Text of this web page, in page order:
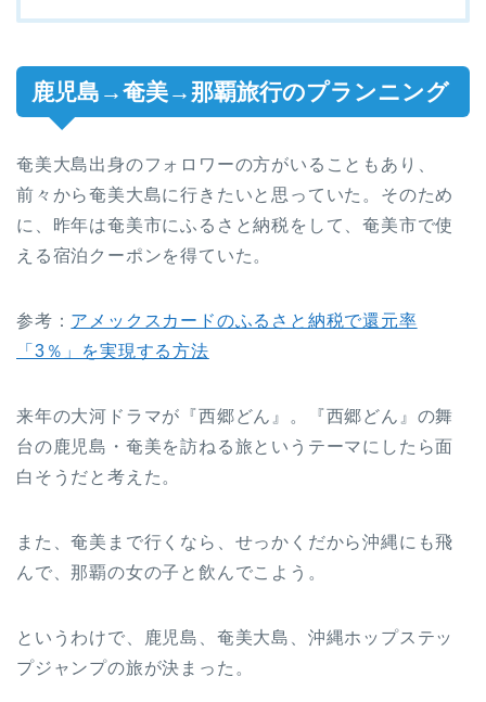
鹿児島→奄美→那覇旅行のプランニング
奄美大島出身のフォロワーの方がいることもあり、
前々から奄美大島に行きたいと思っていた。そのため
に、昨年は奄美市にふるさと納税をして、奄美市で使
える宿泊クーポンを得ていた。
参考： アメックスカードのふるさと納税で還元率
「3％」を実現する方法
来年の大河ドラマが『西郷どん』。『西郷どん』の舞
台の鹿児島・奄美を訪ねる旅というテーマにしたら面
白そうだと考えた。
また、奄美まで行くなら、せっかくだから沖縄にも飛
んで、那覇の女の子と飲んでこよう。
というわけで、鹿児島、奄美大島、沖縄ホップステッ
プジャンプの旅が決まった。